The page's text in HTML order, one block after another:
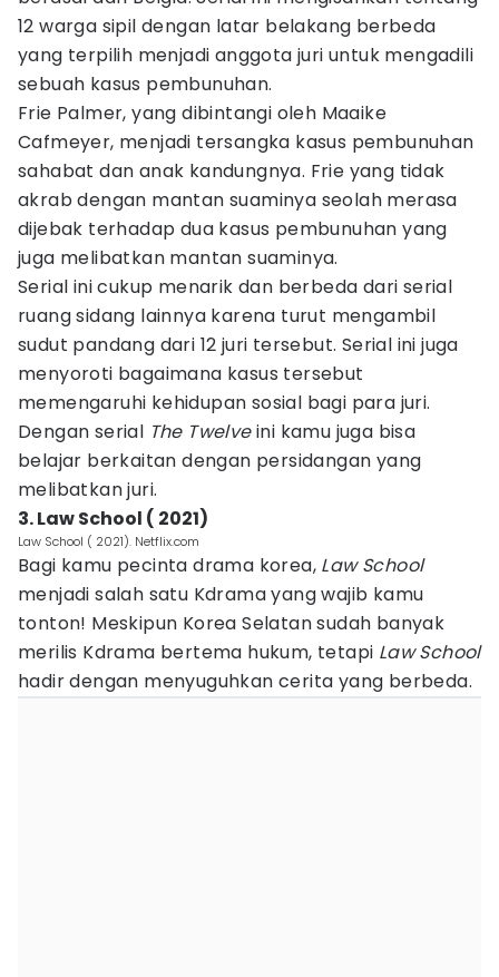
12 warga sipil dengan latar belakang berbeda
yang terpilih menjadi anggota juri untuk mengadili
sebuah kasus pembunuhan.
Frie Palmer, yang dibintangi oleh Maaike
Cafmeyer, menjadi tersangka kasus pembunuhan
sahabat dan anak kandungnya. Frie yang tidak
akrab dengan mantan suaminya seolah merasa
dijebak terhadap dua kasus pembunuhan yang
juga melibatkan mantan suaminya.
Serial ini cukup menarik dan berbeda dari serial
ruang sidang lainnya karena turut mengambil
sudut pandang dari 12 juri tersebut. Serial ini juga
menyoroti bagaimana kasus tersebut
memengaruhi kehidupan sosial bagi para juri.
Dengan serial The Twelveini kamu juga bisa
belajar berkaitan dengan persidangan yang
melibatkan juri.
3. Law School ( 2021)
Law School ( 2021). Netflix.com
Bagi kamu pecinta drama korea, Law School
menjadi salah satu Kdrama yang wajib kamu
tonton! Meskipun Korea Selatan sudah banyak
merilis Kdrama bertema hukum, tetapi Law School
hadir dengan menyuguhkan cerita yang berbeda.